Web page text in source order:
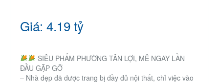
Nhà đất cho thuê
Giá: 4.19 tỷ
SIÊU PHẨM PHƯỜNG TÂN LỢI, MÊ NGAY LẦN
ĐẦU GẶP GỠ
– Nhà đẹp đã được trang bị đầy đủ nội thất, chỉ việc vào